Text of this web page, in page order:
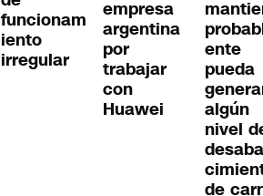
funcionam
iento
irregular
empresa
argentina
por
trabajar
con
Huawei
ente
pueda
algún
nivel
de